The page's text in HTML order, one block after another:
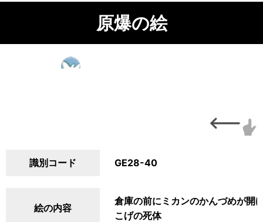
原爆の絵
識別コード GE28-40
絵の内容
倉庫の前にミカンのかんづめが開
こげの死体